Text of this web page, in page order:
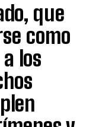
que
como
los